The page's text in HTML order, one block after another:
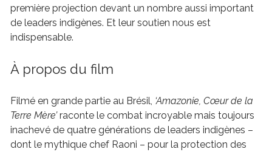
première projection devant un nombre aussi important
de leaders indigènes. Et leur soutien nous est
indispensable.
À propos du film
Filmé en grande partie au Brésil, ‘Amazonie, Cœur de la
Terre Mère’raconte le combat incroyable mais toujours
inachevé de quatre générations de leaders indigènes –
dont le mythique chef Raoni – pour la protection des